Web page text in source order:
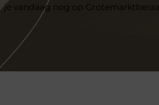
je vandaag nog op